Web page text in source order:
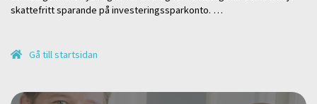
skattefritt sparande på investeringssparkonto. …
Gå till startsidan